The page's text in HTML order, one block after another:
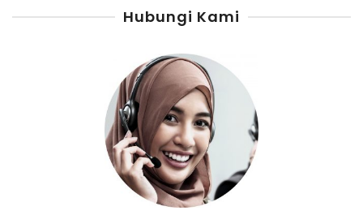
Hubungi Kami